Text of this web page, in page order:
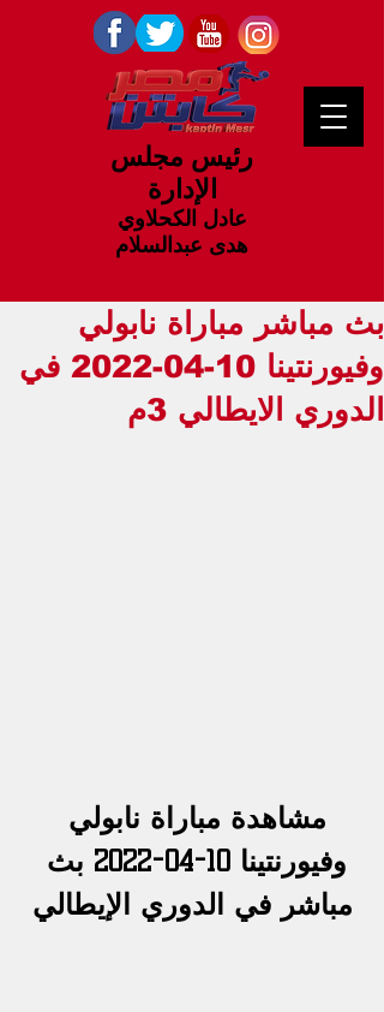
رئيس مجلس
الإدارة
عادل الكحلاوي
هدى عبدالسلام
بث مباشر مباراة نابولي
وفيورنتينا 10-04-2022 في
الدوري الايطالي 3م
مشاهدة مباراة نابولي
وفيورنتينا
10-04-2022 بث
مباشر في الدوري الإيطالي